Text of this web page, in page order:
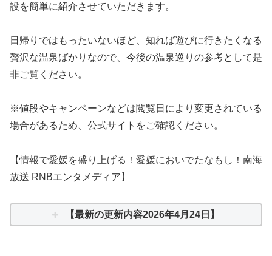
設を簡単に紹介させていただきます。
日帰りではもったいないほど、知れば遊びに行きたくなる
贅沢な温泉ばかりなので、今後の温泉巡りの参考として是
非ご覧ください。
※値段やキャンペーンなどは閲覧日により変更されている
場合があるため、公式サイトをご確認ください。
【情報で愛媛を盛り上げる！愛媛においでたなもし！南海
放送 RNBエンタメディア】
【最新の更新内容2026年4月24日】